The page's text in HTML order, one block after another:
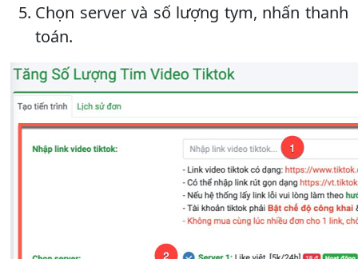
Chọn server và số lượng tym, nhấn thanh
toán.